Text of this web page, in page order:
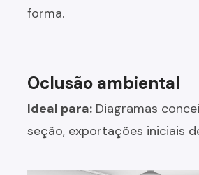
forma.
Oclusão ambiental
Ideal para: Diagramas
seção, exportações iniciais